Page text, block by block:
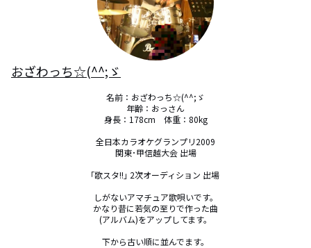
おざわっち☆(^^;ゞ
名前：おざわっち☆(^^;ゞ
年齢：おっさん
身長：178cm　体重：80kg
全日本カラオケグランプリ2009
関東･甲信越大会 出場
｢歌スタ!!｣ 2次オーディション 出場
しがないアマチュア歌唄いです。
かなり昔に若気の至りで作った曲
(アルバム)をアップしてます。
下から古い順に並んでます。